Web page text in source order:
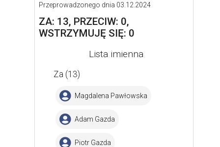
Przeprowadzonego dnia 03.12.2024
ZA: 13, PRZECIW: 0,
WSTRZYMUJĘ SIĘ: 0
Lista imienna
Za (13)
Magdalena Pawłowska
Adam Gazda
Piotr Gazda